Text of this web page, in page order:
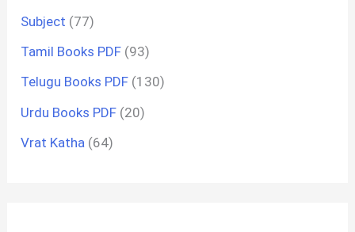
Subject (77)
Tamil Books PDF (93)
Telugu Books PDF (130)
Urdu Books PDF (20)
Vrat Katha (64)